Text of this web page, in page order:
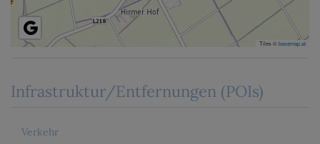
Tiles ©basemap.at
Infrastruktur/Entfernungen (POIs)
Verkehr